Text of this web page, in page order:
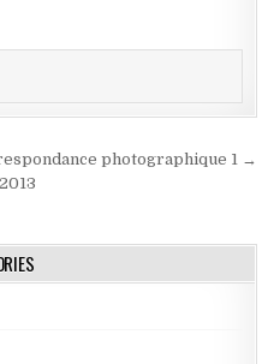
photographique 1 →